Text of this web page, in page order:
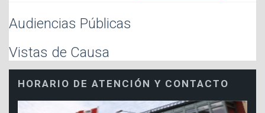
Audiencias Públicas
Vistas de Causa
HORARIO DE ATENCIÓN Y CONTACTO